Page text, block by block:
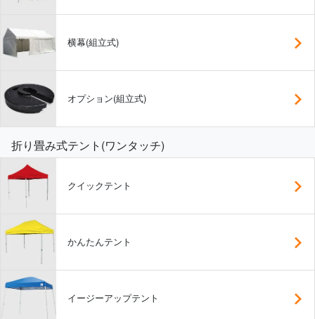
横幕(組立式)
オプション(組立式)
折り畳み式テント(ワンタッチ)
クイックテント
かんたんテント
イージーアップテント